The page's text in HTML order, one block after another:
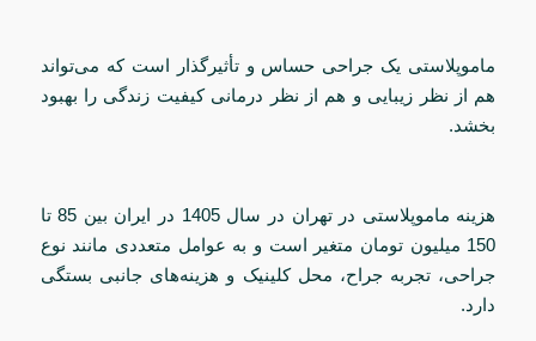
ماموپلاستی یک جراحی حساس و تأثیرگذار است که می‌تواند
هم از نظر زیبایی و هم از نظر درمانی کیفیت زندگی را بهبود
بخشد.
هزینه ماموپلاستی در تهران در سال 1405 در ایران بین 85 تا
150 میلیون تومان متغیر است و به عوامل متعددی مانند نوع
جراحی، تجربه جراح، محل کلینیک و هزینه‌های جانبی بستگی
دارد.